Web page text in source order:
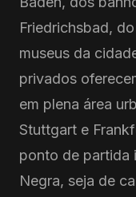
Friedrichsbad,
museus da
privados
em plena área
Stuttgart e
ponto de partida
Negra, seja de